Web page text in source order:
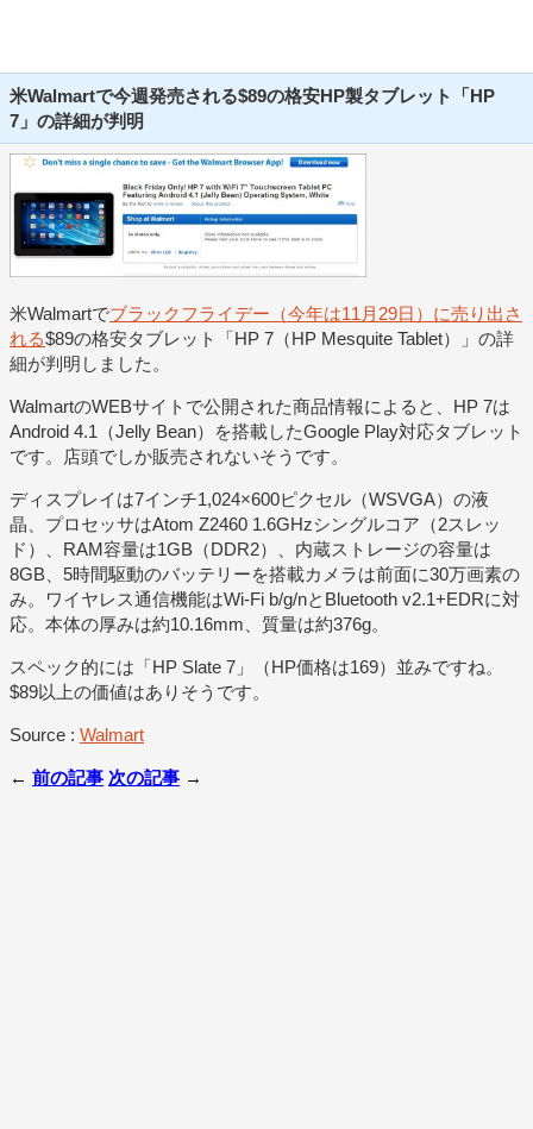
米Walmartで今週発売される$89の格安HP製タブレット「HP
7」の詳細が判明
米Walmartでブラックフライデー（今年は11月29日）に売り出さ
れる$89の格安タブレット「HP 7（HP Mesquite Tablet）」の詳
細が判明しました。
WalmartのWEBサイトで公開された商品情報によると、HP 7は
Android 4.1（Jelly Bean）を搭載したGoogle Play対応タブレット
です。店頭でしか販売されないそうです。
ディスプレイは7インチ1,024×600ピクセル（WSVGA）の液
晶、プロセッサはAtom Z2460 1.6GHzシングルコア（2スレッ
ド）、RAM容量は1GB（DDR2）、内蔵ストレージの容量は
8GB、5時間駆動のバッテリーを搭載カメラは前面に30万画素の
み。ワイヤレス通信機能はWi-Fi b/g/nとBluetooth v2.1+EDRに対
応。本体の厚みは約10.16mm、質量は約376g。
スペック的には「HP Slate 7」（HP価格は169）並みですね。
$89以上の価値はありそうです。
Source : Walmart
← 前の記事 次の記事 →